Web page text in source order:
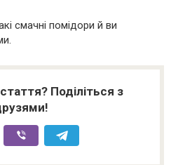
смачні помідори й ви
Поділіться з